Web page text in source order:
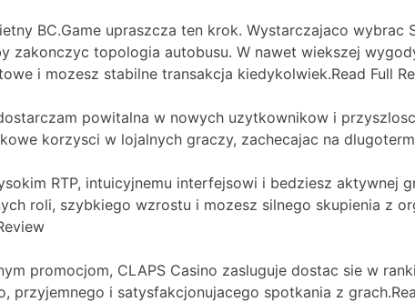
BC.Game upraszcza ten krok. Wystarczajaco wybrac
topologia autobusu. W nawet wiekszej
i mozesz stabilne transakcja kiedykolwiek.Read Full
powitalna w nowych uzytkownikow i
korzysci w lojalnych graczy, zachecajac na
RTP, intuicyjnemu interfejsowi i bedziesz aktywnej
roli, szybkiego wzrostu i mozesz silnego skupienia z
promocjom, CLAPS Casino zasluguje dostac sie w
i satysfakcjonujacego spotkania z